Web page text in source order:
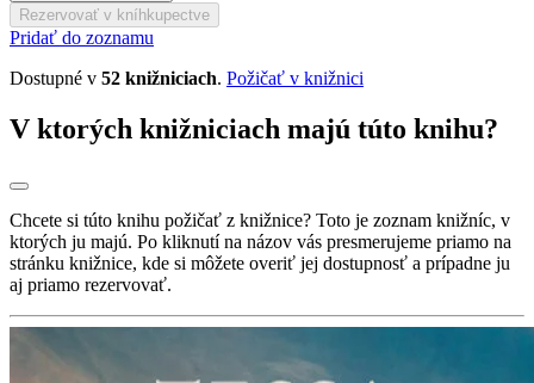
Rezervovať v kníhkupectve
Pridať do zoznamu
Dostupné v 52 knižniciach. Požičať v knižnici
V ktorých knižniciach majú túto knihu?
Chcete si túto knihu požičať z knižnice? Toto je zoznam knižníc, v
ktorých ju majú. Po kliknutí na názov vás presmerujeme priamo na
stránku knižnice, kde si môžete overiť jej dostupnosť a prípadne ju
aj priamo rezervovať.